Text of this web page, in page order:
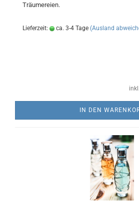
Träumereien.
Lieferzeit: ca. 3-4 Tage (Ausland
IN DEN